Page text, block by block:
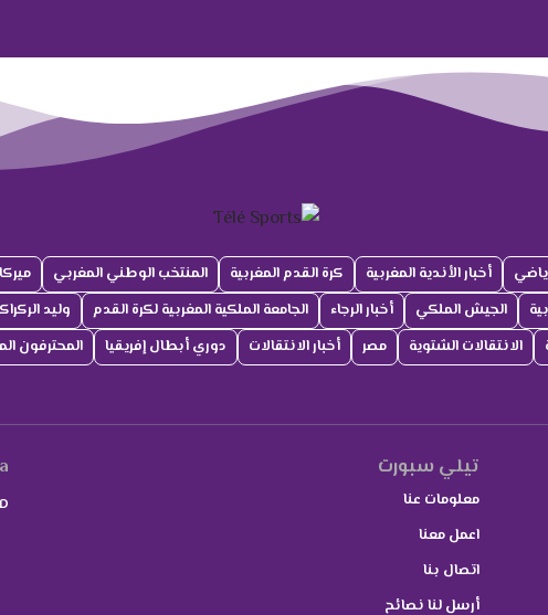
أخبار الأندية المغربية كرة القدم المغربية المنتخب الوطني المغربي
الجيش الملكي أخبار الرجاء الجامعة الملكية المغربية لكرة القدم وليد
الانتقالات الشتوية مصر أخبار الانتقالات دوري أبطال إفريقيا المحترفون
تيلي سبورت
معلومات عنا
اعمل معنا
اتصال بنا
أرسل لنا نصائح